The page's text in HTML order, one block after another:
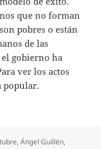
que no forman
pobres o están
de las
gobierno ha
ver los actos
popular.
,Ángel Guillén,